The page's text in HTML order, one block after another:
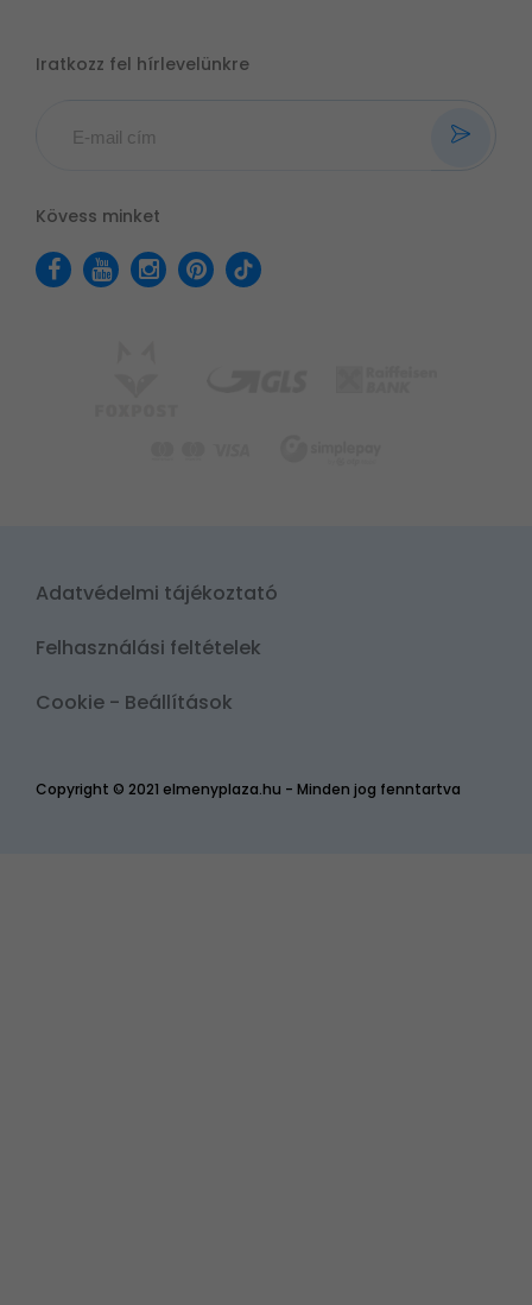
Iratkozz fel hírlevelünkre
Kövess minket
Copyright © 2021 elmenyplaza.hu - Minden jog fenntartva
Adatvédelmi tájékoztató
Felhasználási feltételek
Cookie - Beállítások